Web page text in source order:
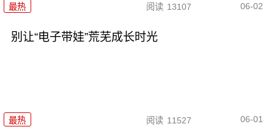
最热 阅读 13107 06-02
别让“电子带娃”荒芜成长时光
最热 阅读 11527 06-01